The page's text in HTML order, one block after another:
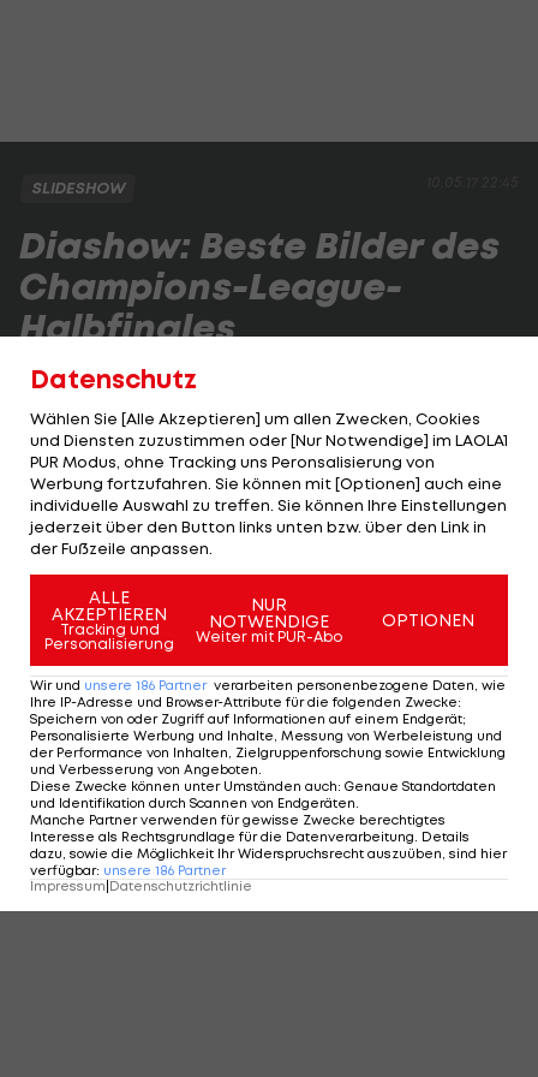
SLIDESHOW
Diashow: Beste Bilder des
Champions-League-
Halbfinales
Real Madrid wird Juventus Turin im Champions-
League-Finale fordern! Die besten Bilder:
1 VON 23
KOMMENTARE
Datenschutz
Wählen Sie [Alle Akzeptieren] um allen Zwecken, Cookies
und Diensten zuzustimmen oder [Nur Notwendige] im LAOLA1
PUR Modus, ohne Tracking uns Peronsalisierung von
Werbung fortzufahren. Sie können mit [Optionen] auch eine
individuelle Auswahl zu treffen. Sie können Ihre Einstellungen
jederzeit über den Button links unten bzw. über den Link in
der Fußzeile anpassen.
ALLE
AKZEPTIEREN
Tracking und
Personalisierung
NUR
NOTWENDIGE
Weiter mit PUR-Abo
OPTIONEN
Wir und unsere 186 Partner verarbeiten personenbezogene Daten, wie
Ihre IP-Adresse und Browser-Attribute für die folgenden Zwecke:
Speichern von oder Zugriff auf Informationen auf einem Endgerät;
Personalisierte Werbung und Inhalte, Messung von Werbeleistung und
der Performance von Inhalten, Zielgruppenforschung sowie Entwicklung
und Verbesserung von Angeboten.
Diese Zwecke können unter Umständen auch: Genaue Standortdaten
und Identifikation durch Scannen von Endgeräten.
Manche Partner verwenden für gewisse Zwecke berechtigtes
Interesse als Rechtsgrundlage für die Datenverarbeitung. Details
dazu, sowie die Möglichkeit Ihr Widerspruchsrecht auszuüben, sind hier
verfügbar: unsere 186 Partner
Impressum Datenschutzrichtlinie